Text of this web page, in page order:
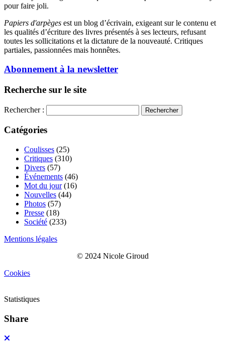
pour faire joli.
Papiers d'arpèges est un blog d’écrivain, exigeant sur le contenu et
les qualités d’écriture des livres présentés à ses lecteurs, refusant
toutes les sollicitations et la dictature de la nouveauté. Critiques
partiales, passionnées mais honnêtes.
Abonnement à la newsletter
Recherche sur le site
Rechercher :
Catégories
Coulisses (25)
Critiques (310)
Divers (57)
Événements (46)
Mot du jour(16)
Nouvelles (44)
Photos (57)
Presse (18)
Société (233)
Mentions légales
© 2024 Nicole Giroud
Cookies
Statistiques
Share